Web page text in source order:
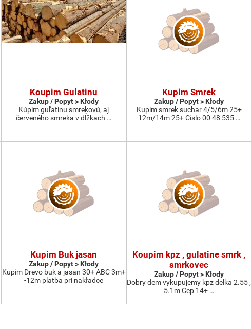
Koupim Gulatinu
Zakup / Popyt > Kłody
Kúpim guľatinu smrekovú, aj
červeného smreka v dĺžkach …
Kupim Smrek
Zakup / Popyt > Kłody
Kupim smrek suchar 4/5/6m 25+
12m/14m 25+ Cislo 00 48 535 …
Kupim Buk jasan
Zakup / Popyt > Kłody
Kupim Drevo buk a jasan 30+ ABC 3m+
-12m platba pri nakładce
Koupim kpz , gulatine smrk ,
smrkovec
Zakup / Popyt > Kłody
Dobry dem vykupujemy kpz delka 2.55 ,
5.1m Cep 14+ …